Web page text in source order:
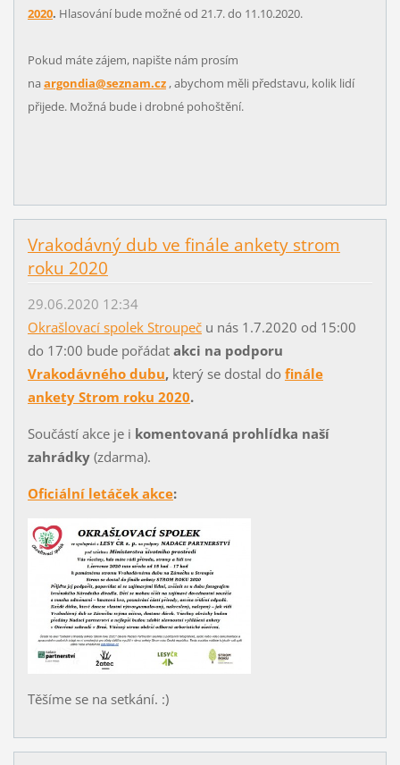
2020. Hlasování bude možné od 21.7. do 11.10.2020.
Pokud máte zájem, napište nám prosím
na argondia@seznam.cz, abychom měli představu, kolik lidí
přijede. Možná bude i drobné pohoštění.
Vrakodávný dub ve finále ankety strom
roku 2020
29.06.2020 12:34
Okrašlovací spolek Stroupeču nás 1.7.2020 od 15:00
do 17:00 bude pořádat akci na podporu
Vrakodávného dubu, který se dostal do finále
ankety Strom roku 2020.
Součástí akce je i komentovaná prohlídka naší
zahrádky(zdarma).
Oficiální letáček akce:
Těšíme se na setkání. :)